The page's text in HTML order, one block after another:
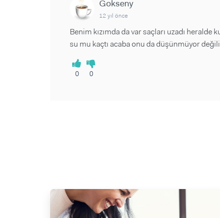
Gokseny
12 yıl önce
Benim kızımda da var saçları uzadı
su mu kaçtı acaba onu da düşünmüyor
0 0